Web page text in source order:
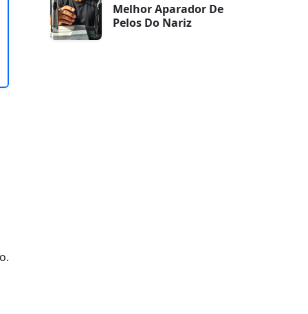
Melhor Aparador De
Pelos Do Nariz